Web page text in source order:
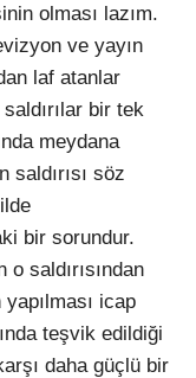
olması lazım.
ve yayın
laf atanlar
bir tek
meydana
söz
bir sorundur.
saldırısından
icap
teşvik edildiği
daha güçlü bir